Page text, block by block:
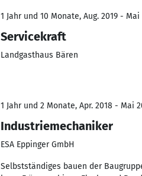
1 Jahr und 10 Monate, Aug. 2019 - Mai
Servicekraft
Landgasthaus Bären
1 Jahr und 2 Monate, Apr. 2018 - Mai
Industriemechaniker
ESA Eppinger GmbH
Selbstständiges bauen der